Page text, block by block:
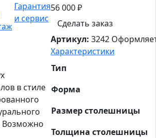
Гарантия
и сервис
в стиле
Возможно
56 000₽
Сделать заказ
Артикул: 3242
Характеристики
Тип
Форма
Размер столешницы
Толщина столешницы